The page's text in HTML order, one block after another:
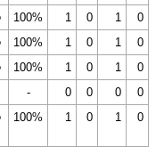
100% 1 0 1
0
100% 1 0 1
0
100% 1 0 1
0
- 0 0 0 0
100% 1 0 1 0